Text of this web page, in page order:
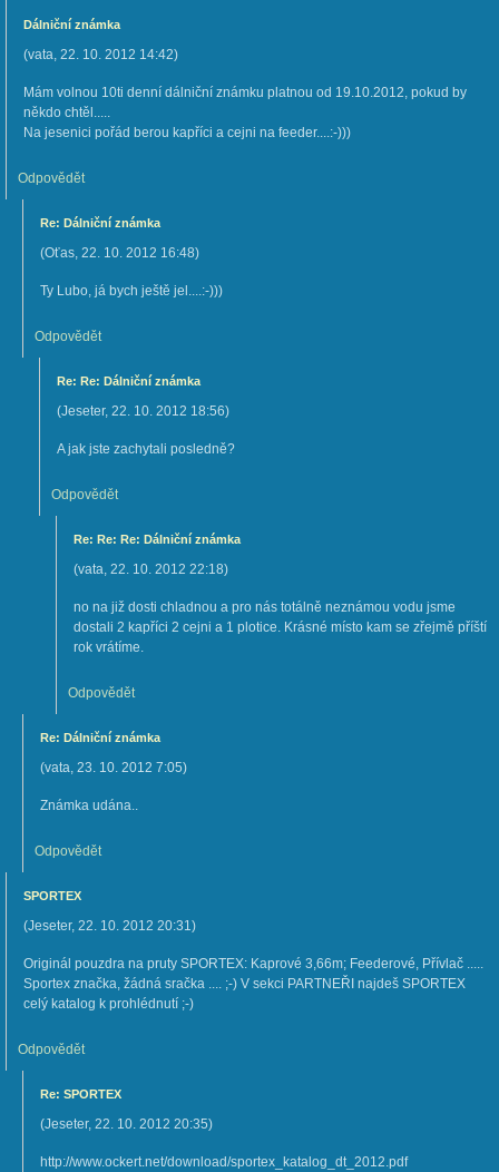
Dálniční známka
(vata, 22. 10. 2012 14:42)
Mám volnou 10ti denní dálniční známku platnou od 19.10.2012, pokud by
někdo chtěl.....
Na jesenici pořád berou kapříci a cejni na feeder....:-)))
Odpovědět
Re: Dálniční známka
(Oťas, 22. 10. 2012 16:48)
Ty Lubo, já bych ještě jel....:-)))
Odpovědět
Re: Re: Dálniční známka
(Jeseter, 22. 10. 2012 18:56)
A jak jste zachytali posledně?
Odpovědět
Re: Re: Re: Dálniční známka
(vata, 22. 10. 2012 22:18)
no na již dosti chladnou a pro nás totálně neznámou vodu jsme
dostali 2 kapříci 2 cejni a 1 plotice. Krásné místo kam se zřejmě příští
rok vrátíme.
Odpovědět
Re: Dálniční známka
(vata, 23. 10. 2012 7:05)
Známka udána..
Odpovědět
SPORTEX
(Jeseter, 22. 10. 2012 20:31)
Originál pouzdra na pruty SPORTEX: Kaprové 3,66m; Feederové, Přívlač .....
Sportex značka, žádná sračka .... ;-) V sekci PARTNEŘI najdeš SPORTEX
celý katalog k prohlédnutí ;-)
Odpovědět
Re: SPORTEX
(Jeseter, 22. 10. 2012 20:35)
http://www.ockert.net/download/sportex_katalog_dt_2012.pdf